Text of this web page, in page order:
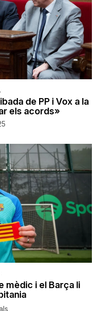
de PP i Vox a la
els acords»
mèdic i el Barça li